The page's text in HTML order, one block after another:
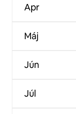
Apr
Máj
Jún
Júl